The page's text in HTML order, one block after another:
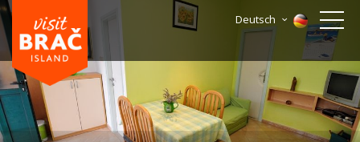
Deutsch